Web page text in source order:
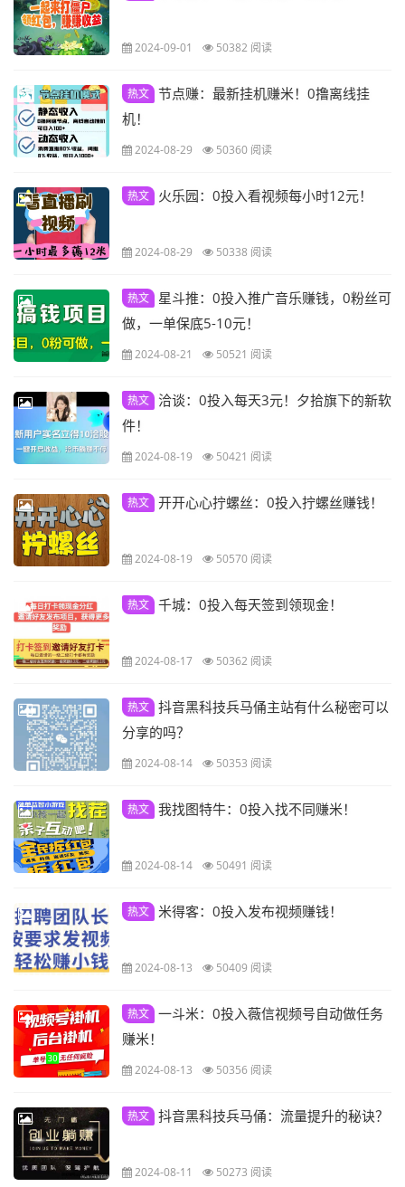
2024-09-01 50382 阅读
热文 节点赚：最新挂机赚米！0撸离线挂
机！
2024-08-29 50360 阅读
热文 火乐园：0投入看视频每小时12元！
2024-08-29 50338 阅读
热文
星斗推：0投入推广音乐赚钱，0粉丝可
做，一单保底5-10元！
2024-08-21 50521 阅读
热文
洽谈：0投入每天3元！夕拾旗下的新软
件！
2024-08-19 50421 阅读
热文 开开心心拧螺丝：0投入拧螺丝赚钱！
2024-08-19 50570 阅读
热文 千城：0投入每天签到领现金！
2024-08-17 50362 阅读
热文 抖音黑科技兵马俑主站有什么秘密可以
分享的吗？
2024-08-14 50353 阅读
热文 我找图特牛：0投入找不同赚米！
2024-08-14 50491 阅读
热文 米得客：0投入发布视频赚钱！
2024-08-13 50409 阅读
热文 一斗米：0投入薇信视频号自动做任务
赚米！
2024-08-13 50356 阅读
热文 抖音黑科技兵马俑：流量提升的秘诀？
2024-08-11 50273 阅读